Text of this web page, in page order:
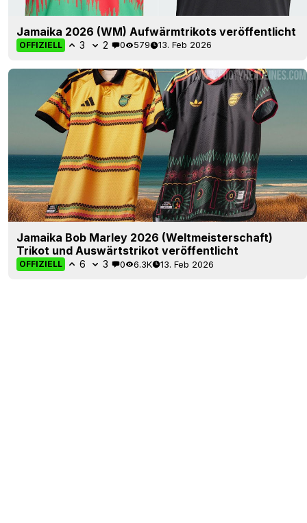
Jamaika 2026 (WM) Aufwärmtrikots veröffentlicht
OFFIZIELL 3 2 0 579 13. Feb 2026
Jamaika Bob Marley 2026 (Weltmeisterschaft)
Trikot und Auswärtstrikot veröffentlicht
OFFIZIELL 6 3 0 6.3K 13. Feb 2026